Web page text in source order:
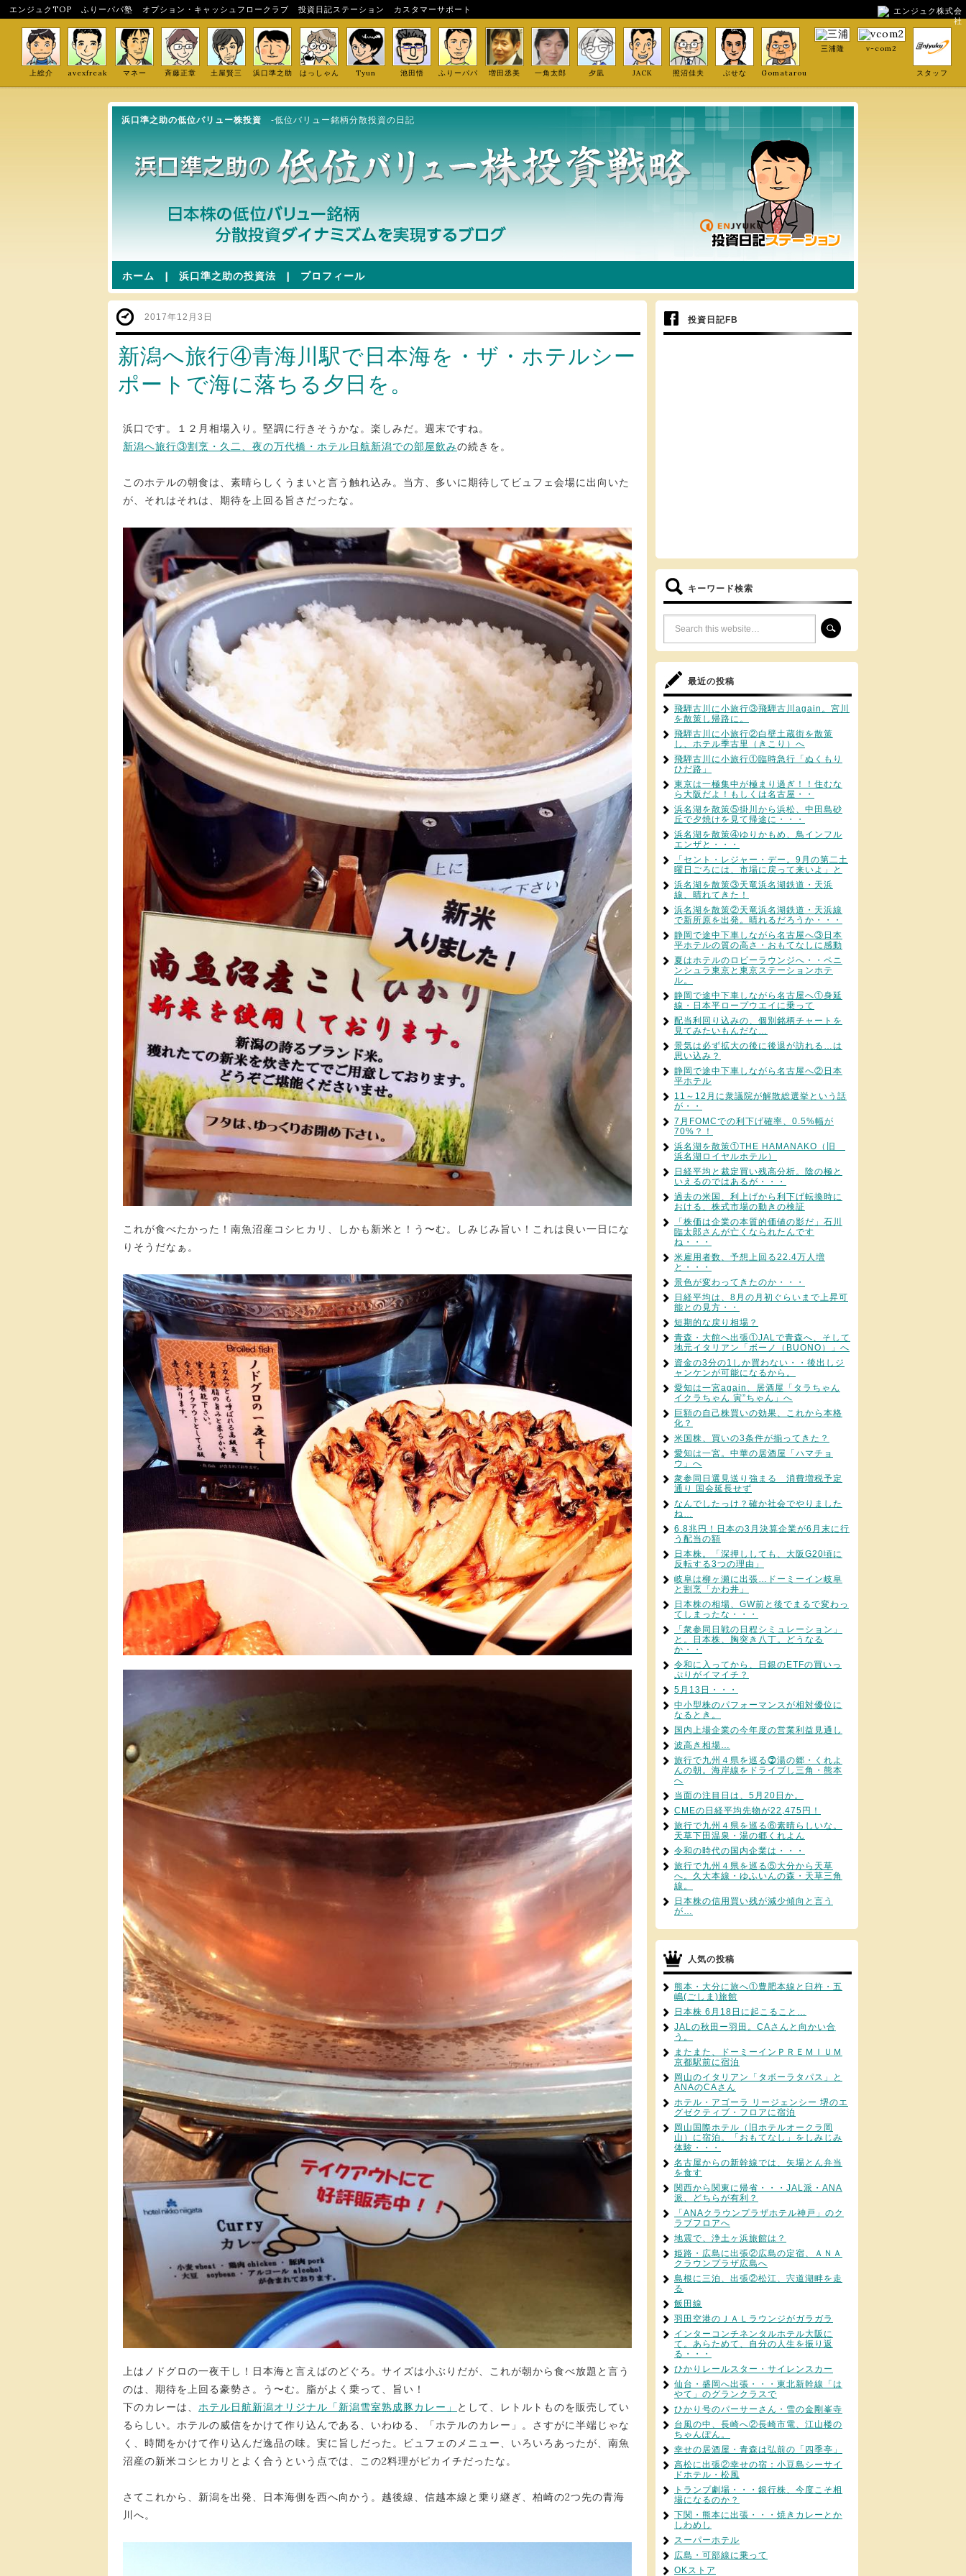
エンジュクTOP ふりーパパ塾 オプション・キャッシュフロークラブ 投資日記ステーション カスタマーサポート
エンジュク株式会
社
上総介 avexfreak マネー 斉藤正章 土屋賢三 浜口準之助 はっしゃん Tyun 池田悟 ふりーパパ 増田丞美 一角太郎 夕凪 JACK 照沼佳夫 ぶせな Gomatarou
三浦隆 v-com2
スタッフ
浜口準之助の低位バリュー株投資 -低位バリュー銘柄分散投資の日記
ホーム | 浜口準之助の投資法 | プロフィール
2017年12月3日
新潟へ旅行④青海川駅で日本海を・ザ・ホテルシー
ポートで海に落ちる夕日を。
浜口です。１２月相場入り。堅調に行きそうかな。楽しみだ。週末ですね。
新潟へ旅行③割烹・久二、夜の万代橋・ホテル日航新潟での部屋飲みの続きを。
このホテルの朝食は、素晴らしくうまいと言う触れ込み。当方、多いに期待してビュフェ会場に出向いた
が、それはそれは、期待を上回る旨さだったな。
これが食べたかった！南魚沼産コシヒカリ、しかも新米と！う〜む。しみじみ旨い！これは良い一日にな
りそうだなぁ。
上はノドグロの一夜干し！日本海と言えばのどぐろ。サイズは小ぶりだが、これが朝から食べ放題と言う
のは、期待を上回る豪勢さ。う〜む。脂がよく乗って、旨い！
下のカレーは、 ホテル日航新潟オリジナル「新潟雪室熟成豚カレー」
として、レトルトものを販売してい
るらしい。ホテルの威信をかけて作り込んである、いわゆる、「ホテルのカレー」。さすがに半端じゃな
く、時間をかけて作り込んだ逸品の味。実に旨しだった。ビュフェのメニュー、いろいろあったが、南魚
沼産の新米コシヒカリとよく合うという点では、この2料理がピカイチだったな。
さてこれから、新潟を出発、日本海側を西へ向かう。越後線、信越本線と乗り継ぎ、柏崎の2つ先の青海
川へ。
投資日記FB
キーワード検索
最近の投稿
飛騨古川に小旅行③飛騨古川again。宮川
を散策し帰路に。
飛騨古川に小旅行②白壁土蔵街を散策
し、ホテル季古里（きこり）へ
飛騨古川に小旅行①臨時急行「ぬくもり
ひだ路」
東京は一極集中が極まり過ぎ！！住むな
ら大阪だよ！もしくは名古屋・・
浜名湖を散策⑤掛川から浜松、中田島砂
丘で夕焼けを見て帰途に・・・
浜名湖を散策④ゆりかもめ、鳥インフル
エンザと・・・
「セント・レジャー・デー。9月の第二土
曜日ごろには、市場に戻って来いよ」と
浜名湖を散策③天竜浜名湖鉄道・天浜
線、晴れてきた！
浜名湖を散策②天竜浜名湖鉄道・天浜線
で新所原を出発。晴れるだろうか・・・
静岡で途中下車しながら名古屋へ③日本
平ホテルの質の高さ・おもてなしに感動
夏はホテルのロビーラウンジへ・・ペニ
ンシュラ東京と東京ステーションホテ
ル。
静岡で途中下車しながら名古屋へ①身延
線・日本平ロープウエイに乗って
配当利回り込みの、個別銘柄チャートを
見てみたいもんだな…
景気は必ず拡大の後に後退が訪れる…は
思い込み？
静岡で途中下車しながら名古屋へ②日本
平ホテル
11～12月に衆議院が解散総選挙という話
が・・
7月FOMCでの利下げ確率、0.5%幅が
70%？！
浜名湖を散策①THE HAMANAKO（旧
浜名湖ロイヤルホテル）
日経平均と裁定買い残高分析。陰の極と
いえるのではあるが・・・
過去の米国、利上げから利下げ転換時に
おける、株式市場の動きの検証
「株価は企業の本質的価値の影だ」石川
臨太郎さんが亡くなられたんです
ね・・・
米雇用者数、予想上回る22.4万人増
と・・・
景色が変わってきたのか・・・
日経平均は、8月の月初ぐらいまで上昇可
能との見方・・
短期的な戻り相場？
青森・大館へ出張①JALで青森へ、そして
地元イタリアン「ボーノ（BUONO）」へ
資金の3分の1しか買わない・・後出しジ
ャンケンが可能になるから。
愛知は一宮again、居酒屋「タラちゃん
イクラちゃん 寅”ちゃん」へ
巨額の自己株買いの効果、これから本格
化？
米国株、買いの3条件が揃ってきた？
愛知は一宮。中華の居酒屋「ハマチョ
ウ」へ
衆参同日選見送り強まる 消費増税予定
通り 国会延長せず
なんでしたっけ？確か社会でやりました
ね…
6.8兆円！日本の3月決算企業が6月末に行
う配当の額
日本株。「深押ししても、大阪G20頃に
反転する3つの理由」
岐阜は柳ヶ瀬に出張…ドーミーイン岐阜
と割烹「かわ井」
日本株の相場、GW前と後でまるで変わっ
てしまったな・・・
「衆参同日戦の日程シミュレーション」
と。日本株、胸突き八丁。どうなる
か・・
令和に入ってから、日銀のETFの買いっ
ぷりがイマイチ？
5月13日・・・
中小型株のパフォーマンスが相対優位に
なるとき。
国内上場企業の今年度の営業利益見通し
波高き相場…
旅行で九州４県を巡る⓻湯の郷・くれよ
んの朝。海岸線をドライブし三角・熊本
へ
当面の注目日は、5月20日か。
CMEの日経平均先物が22,475円！
旅行で九州４県を巡る⑥素晴らしいな。
天草下田温泉・湯の郷くれよん
令和の時代の国内企業は・・・
旅行で九州４県を巡る⑤大分から天草
へ。久大本線・ゆふいんの森・天草三角
線。
日本株の信用買い残が減少傾向と言う
が…
人気の投稿
熊本・大分に旅へ①豊肥本線と臼杵・五
嶋(ごしま)旅館
日本株 6月18日に起こること…
JALの秋田ー羽田。CAさんと向かい合
う。
またまた、ドーミーインＰＲＥＭＩＵＭ
京都駅前に宿泊
岡山のイタリアン「タボーラタパス」と
ANAのCAさん
ホテル・アゴーラ リージェンシー 堺のエ
グゼクティブ・フロアに宿泊
岡山国際ホテル（旧ホテルオークラ岡
山）に宿泊。「おもてなし」をしみじみ
体験・・・
名古屋からの新幹線では、矢場とん弁当
を食す
関西から関東に帰省・・・JAL派・ANA
派、どちらが有利？
「ANAクラウンプラザホテル神戸」のク
ラブフロアへ
地震で、浄土ヶ浜旅館は？
姫路・広島に出張②広島の定宿、ＡＮＡ
クラウンプラザ広島へ
島根に三泊、出張②松江、宍道湖畔を走
る
飯田線
羽田空港のＪＡＬラウンジがガラガラ
インターコンチネンタルホテル大阪に
て。あらためて、自分の人生を振り返
る・・・
ひかりレールスター・サイレンスカー
仙台・盛岡へ出張・・・東北新幹線「は
やて」のグランクラスで
ひかり号のパーサーさん・雪の金剛峯寺
台風の中、長崎へ②長崎市電、江山楼の
ちゃんぽん。
幸せの居酒屋・青森は弘前の「四季亭」
高松に出張②幸せの宿：小豆島シーサイ
ドホテル・松風
トランプ劇場・・・銀行株、今度こそ相
場になるのか？
下関・熊本に出張・・・焼きカレーとか
しわめし
スーパーホテル
広島・可部線に乗って
OKストア